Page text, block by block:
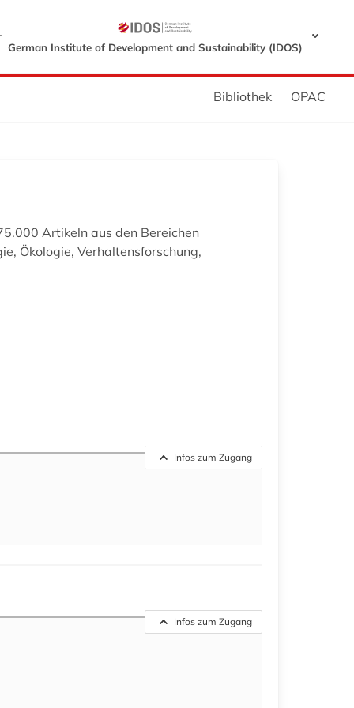
German Institute of Development and Sustainability (IDOS)
Bibliothek OPAC
Artikeln aus den Bereichen
Ökologie, Verhaltensforschung,
Infos zum Zugang
Infos zum Zugang